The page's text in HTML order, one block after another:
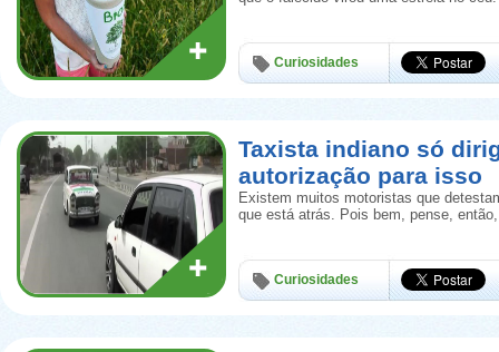
Curiosidades
Taxista indiano só
autorização para isso
Existem muitos motoristas que
que está atrás. Pois bem, pense,
Curiosidades